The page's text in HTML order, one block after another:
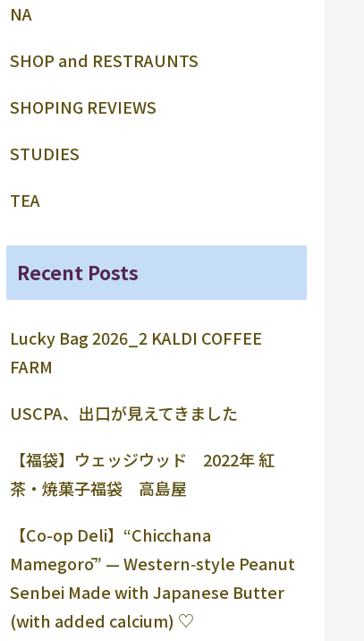
NA
SHOP and RESTRAUNTS
SHOPING REVIEWS
STUDIES
TEA
Recent Posts
Lucky Bag 2026_2 KALDI COFFEE
FARM
USCPA、出口が見えてきました
【福袋】ウェッジウッド 2022年 紅
茶・焼菓子福袋 高島屋
【Co-op Deli】“Chicchana
Mamegorō” — Western‑style Peanut
Senbei Made with Japanese Butter
(with added calcium) ♡